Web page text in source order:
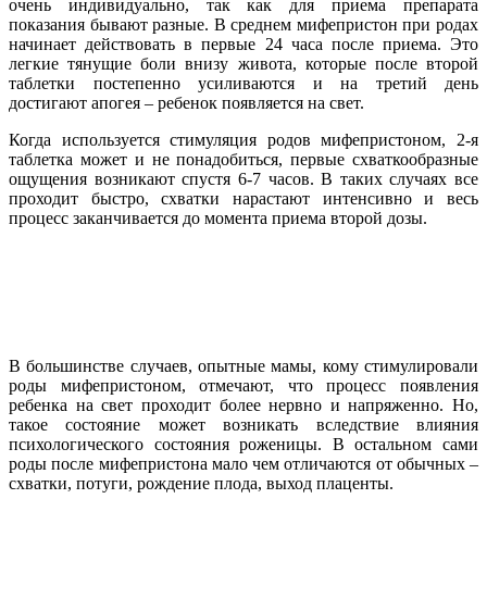
очень индивидуально, так как для приема препарата
показания бывают разные. В среднем мифепристон при родах
начинает действовать в первые 24 часа после приема. Это
легкие тянущие боли внизу живота, которые после второй
таблетки постепенно усиливаются и на третий день
достигают апогея – ребенок появляется на свет.
Когда используется стимуляция родов мифепристоном, 2-я
таблетка может и не понадобиться, первые схваткообразные
ощущения возникают спустя 6-7 часов. В таких случаях все
проходит быстро, схватки нарастают интенсивно и весь
процесс заканчивается до момента приема второй дозы.
В большинстве случаев, опытные мамы, кому стимулировали
роды мифепристоном, отмечают, что процесс появления
ребенка на свет проходит более нервно и напряженно. Но,
такое состояние может возникать вследствие влияния
психологического состояния роженицы. В остальном сами
роды после мифепристона мало чем отличаются от обычных –
схватки, потуги, рождение плода, выход плаценты.